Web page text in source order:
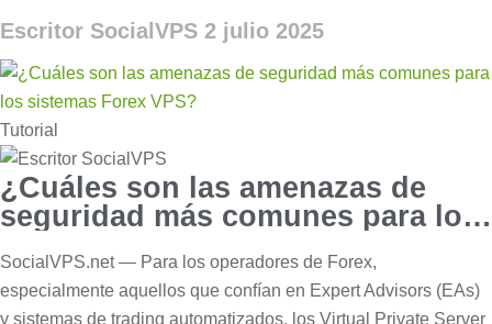
Escritor SocialVPS 2 julio 2025
Tutorial
¿Cuáles son las amenazas de
seguridad más comunes para los
SocialVPS.net — Para los operadores de Forex,
especialmente aquellos que confían en Expert Advisors (EAs)
y sistemas de trading automatizados, los Virtual Private Server